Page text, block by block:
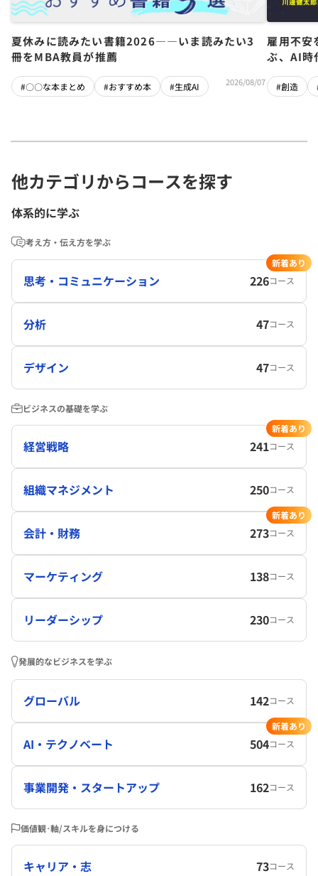
夏休みに読みたい書籍2026――いま読みたい3
冊をMBA教員が推薦
#〇〇な本まとめ #おすすめ本 #生成AI 2026/08/07
雇用不
ぶ、AI時
#創造
他カテゴリからコースを探す
体系的に学ぶ
考え方・伝え方を学ぶ
思考・コミュニケーション 226コース
新着あり
分析 47コース
デザイン 47コース
ビジネスの基礎を学ぶ
経営戦略 241コース
新着あり
組織マネジメント 250コース
会計・財務 273コース
新着あり
マーケティング 138コース
リーダーシップ 230コース
発展的なビジネスを学ぶ
グローバル 142コース
AI・テクノベート 504コース
新着あり
事業開発・スタートアップ 162コース
価値観･軸/スキルを身につける
キャリア・志 73コース